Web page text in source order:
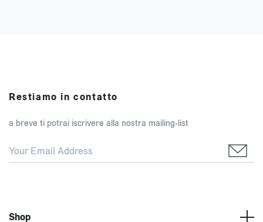
Restiamo in contatto
a breve ti potrai iscrivere alla nostra mailing-list
Shop